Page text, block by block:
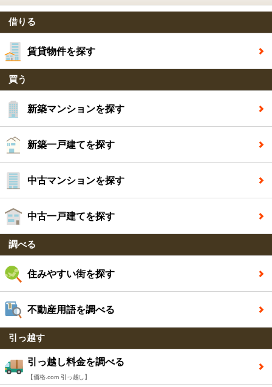
借りる
賃貸物件を探す
買う
新築マンションを探す
新築一戸建てを探す
中古マンションを探す
中古一戸建てを探す
調べる
住みやすい街を探す
不動産用語を調べる
引っ越す
引っ越し料金を調べる
【価格.com 引っ越し】